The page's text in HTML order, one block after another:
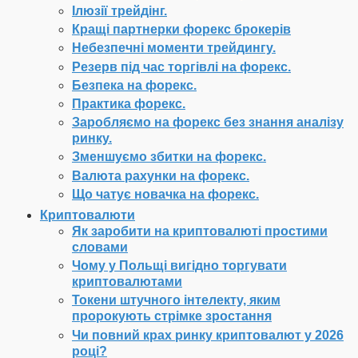
Ілюзії трейдінг.
Кращі партнерки форекс брокерів
Небезпечні моменти трейдингу.
Резерв під час торгівлі на форекс.
Безпека на форекс.
Практика форекс.
Заробляємо на форекс без знання аналізу
ринку.
Зменшуємо збитки на форекс.
Валюта рахунки на форекс.
Що чатує новачка на форекс.
Криптовалюти
Як заробити на криптовалюті простими
словами
Чому у Польщі вигідно торгувати
криптовалютами
Токени штучного інтелекту, яким
пророкують стрімке зростання
Чи повний крах ринку криптовалют у 2026
році?